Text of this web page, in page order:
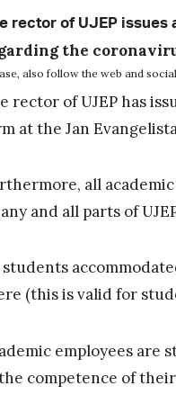
rector of UJEP
the
also follow the web and
rector of UJEP has
at the Jan
all
and all parts of
(this is valid for
employees are
competence of